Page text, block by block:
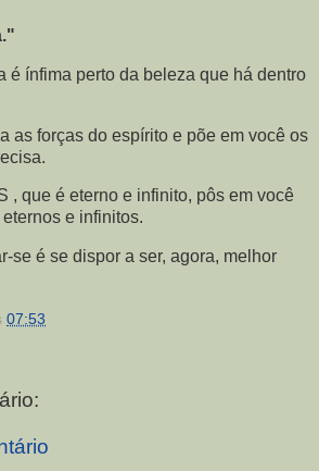
é ínfima perto da beleza que há dentro
as forças do espírito e põe em você os
, que é eterno e infinito, pôs em você
e infinitos.
se é se dispor a ser, agora, melhor
07:53